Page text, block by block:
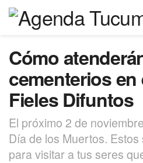
Cómo
cementerios en
Fieles Difuntos
El próximo 2 de
Día de los Muertos.
para visitar a tus seres